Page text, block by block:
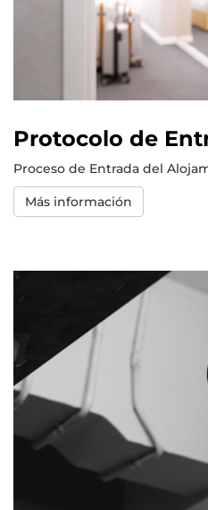
Protocolo de
Proceso de Entrada del
Más información